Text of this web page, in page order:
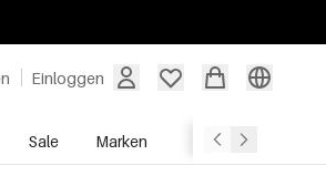
Einloggen
Sale Marken